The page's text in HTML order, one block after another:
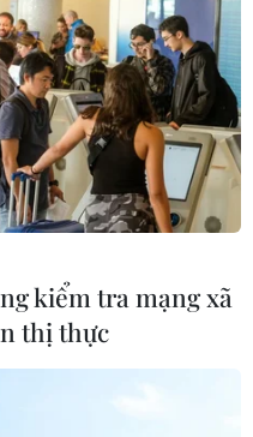
kiểm tra mạng xã
thị thực